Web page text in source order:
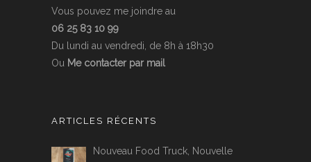
Vous pouvez me joindre au
06 25 83 10 99
Du lundi au vendredi, de 8h à 18h30
Ou Me contacter par mail
ARTICLES RÉCENTS
Nouveau Food Truck, Nouvelle